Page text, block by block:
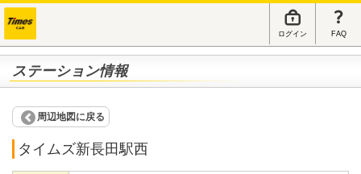
ログイン FAQ
ステーション情報
周辺地図に戻る
タイムズ新長田駅西